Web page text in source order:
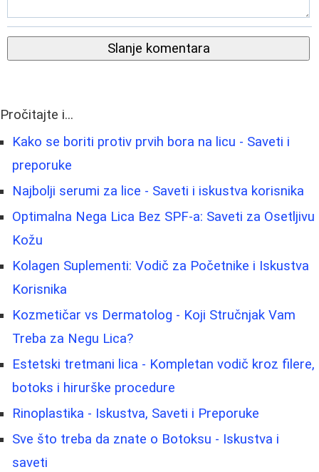
Slanje komentara
Pročitajte i...
Kako se boriti protiv prvih bora na licu - Saveti i
preporuke
Najbolji serumi za lice - Saveti i iskustva korisnika
Optimalna Nega Lica Bez SPF-a: Saveti za Osetljivu
Kožu
Kolagen Suplementi: Vodič za Početnike i Iskustva
Korisnika
Kozmetičar vs Dermatolog - Koji Stručnjak Vam
Treba za Negu Lica?
Estetski tretmani lica - Kompletan vodič kroz filere,
botoks i hirurške procedure
Rinoplastika - Iskustva, Saveti i Preporuke
Sve što treba da znate o Botoksu - Iskustva i
saveti